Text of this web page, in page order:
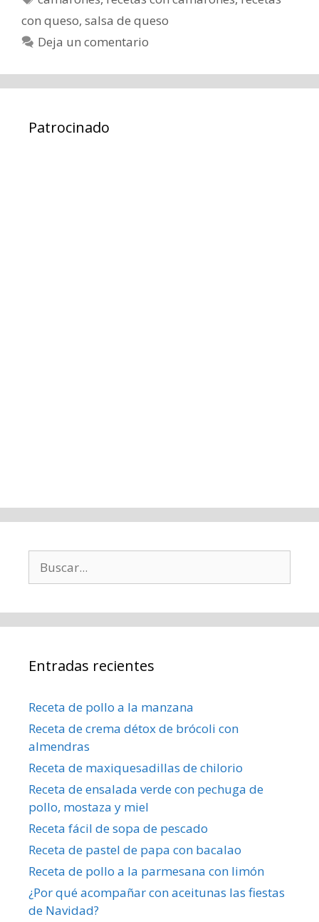
con queso, salsa de queso
Deja un comentario
Patrocinado
Entradas recientes
Receta de pollo a la manzana
Receta de crema détox de brócoli con
almendras
Receta de maxiquesadillas de chilorio
Receta de ensalada verde con pechuga de
pollo, mostaza y miel
Receta fácil de sopa de pescado
Receta de pastel de papa con bacalao
Receta de pollo a la parmesana con limón
¿Por qué acompañar con aceitunas las fiestas
de Navidad?